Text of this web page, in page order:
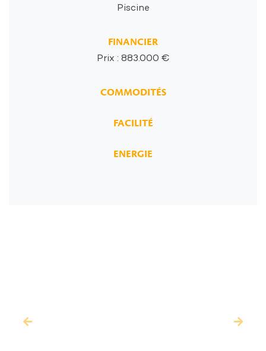
Piscine
FINANCIER
Prix : 883.000 €
COMMODITÉS
FACILITÉ
ENERGIE